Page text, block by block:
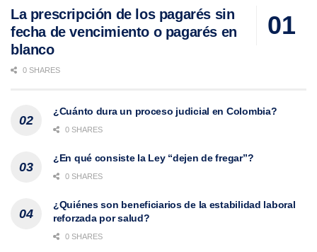
La prescripción de los pagarés sin
fecha de vencimiento o pagarés en
blanco
0 SHARES
¿Cuánto dura un proceso judicial en Colombia?
0 SHARES
¿En qué consiste la Ley “dejen de fregar”?
0 SHARES
¿Quiénes son beneficiarios de la estabilidad laboral
reforzada por salud?
0 SHARES